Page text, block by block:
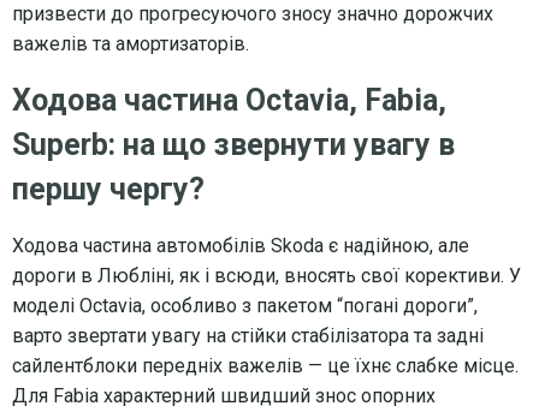
призвести до прогресуючого зносу значно дорожчих
важелів та амортизаторів.
Ходова частина Octavia, Fabia,
Superb: на що звернути увагу в
першу чергу?
Ходова частина автомобілів Skoda є надійною, але
дороги в Любліні, як і всюди, вносять свої корективи. У
моделі Octavia, особливо з пакетом “погані дороги”,
варто звертати увагу на стійки стабілізатора та задні
сайлентблоки передніх важелів — це їхнє слабке місце.
Для Fabia характерний швидший знос опорних